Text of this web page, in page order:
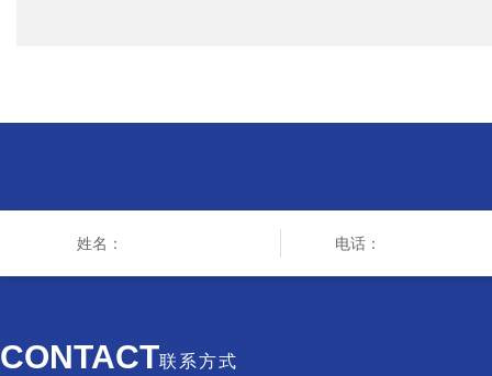
CONTACT联系方式